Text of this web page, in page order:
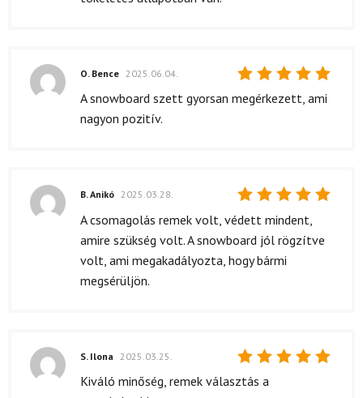
Értékelés:
/ 5
O. Bence 2025.06.04.
A snowboard szett gyorsan megérkezett, ami
nagyon pozitív.
Értékelés:
B. Anikó 2025.03.28.
A csomagolás remek volt, védett mindent,
amire szükség volt. A snowboard jól rögzítve
volt, ami megakadályozta, hogy bármi
megsérüljön.
Értékelés:
S. Ilona 2025.03.25.
Kiváló minőség, remek választás a